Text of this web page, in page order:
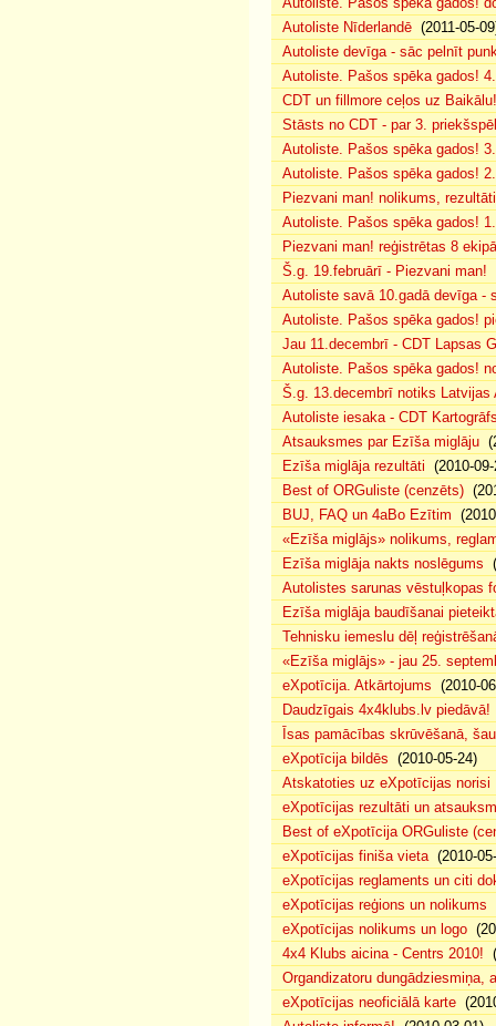
Autoliste Nīderlandē (2011-05-
Autoliste devīga - sāc pelnīt
Autoliste. Pašos spēka gados!
CDT un fillmore ceļos uz Baikālu!
Stāsts no CDT - par 3.
Autoliste. Pašos spēka gados!
Autoliste. Pašos spēka gados!
Piezvani man! nolikums,
Autoliste. Pašos spēka gados!
Piezvani man! reģistrētas 8
Š.g. 19.februārī - Piezvani man!
Autoliste savā 10.gadā devīga -
Autoliste. Pašos spēka gados!
Jau 11.decembrī - CDT Lapsas
Autoliste. Pašos spēka gados!
Š.g. 13.decembrī notiks Latvijas
Autoliste iesaka - CDT
Atsauksmes par Ezīša miglāju
Ezīša miglāja rezultāti (2010-
Best of ORGuliste (cenzēts)
BUJ, FAQ un 4aBo Ezītim
«Ezīša miglājs» nolikums,
Ezīša miglāja nakts noslēgums
Autolistes sarunas vēstuļkopas
Ezīša miglāja baudīšanai
Tehnisku iemeslu dēļ
«Ezīša miglājs» - jau 25.
eXpotīcija. Atkārtojums (2010-
Daudzīgais 4x4klubs.lv piedāvā!
Īsas pamācības skrūvēšanā,
eXpotīcija bildēs (2010-05-24)
Atskatoties uz eXpotīcijas norisi
eXpotīcijas rezultāti un
Best of eXpotīcija ORGuliste
eXpotīcijas finiša vieta(2010-
eXpotīcijas reglaments un citi
eXpotīcijas reģions un nolikums
eXpotīcijas nolikums un logo
4x4 Klubs aicina - Centrs 2010!
Organdizatoru dungādziesmiņa,
eXpotīcijas neoficiālā karte